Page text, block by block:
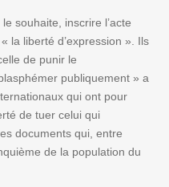
souhaite, inscrire l’acte
la liberté d’expression ». Ils
de punir le
publiquement » a
qui ont pour
de tuer celui qui
documents qui, entre
de la population du